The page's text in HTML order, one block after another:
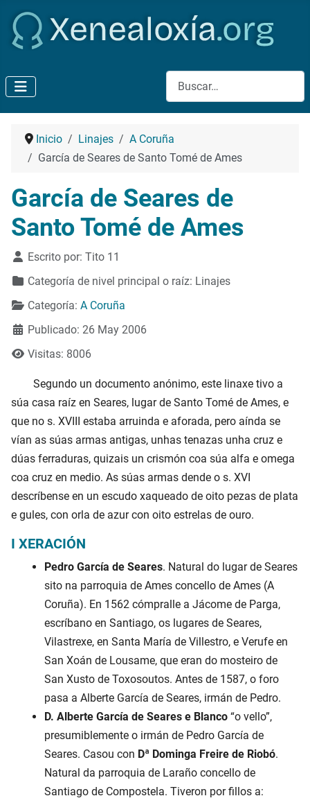
Buscar
Inicio Linajes
A Coruña
García de Seares de Santo Tomé de Ames
García de Seares de
Santo Tomé de Ames
Detalles
Escrito por: Tito 11
Categoría de nivel principal o raíz: Linajes
Categoría: A Coruña
Publicado: 26 May 2006
Visitas: 8006
Segundo un documento anónimo, este linaxe tivo a
súa casa raíz en Seares, lugar de Santo Tomé de Ames, e
que no s. XVIII estaba arruinda e aforada, pero aínda se
vían as súas armas antigas, unhas tenazas unha cruz e
dúas ferraduras, quizais un crismón coa súa alfa e omega
coa cruz en medio. As súas armas dende o s. XVI
descríbense en un escudo xaqueado de oito pezas de plata
e gules, con orla de azur con oito estrelas de ouro.
I XERACIÓN
Pedro García de Seares. Natural do lugar de Seares
sito na parroquia de Ames concello de Ames (A
Coruña). En 1562 cómpralle a Jácome de Parga,
escríbano en Santiago, os lugares de Seares,
Vilastrexe, en Santa María de Villestro, e Verufe en
San Xoán de Lousame, que eran do mosteiro de
San Xusto de Toxosoutos. Antes de 1587, o foro
pasa a Alberte García de Seares, irmán de Pedro.
D. Alberte García de Seares e Blanco “o vello”,
presumiblemente o irmán de Pedro García de
Seares. Casou con Dª Dominga Freire de Riobó.
Natural da parroquia de Laraño concello de
Santiago de Compostela. Tiveron por fillos a: